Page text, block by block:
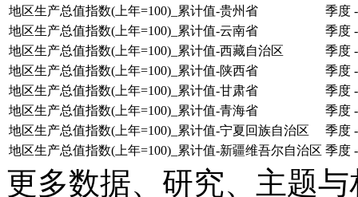
地区生产总值指数(上年=100)_累计值-贵州省
季度 -
地区生产总值指数(上年=100)_累计值-云南省
季度 -
地区生产总值指数(上年=100)_累计值-西藏自治区
季度 -
地区生产总值指数(上年=100)_累计值-陕西省
季度 -
地区生产总值指数(上年=100)_累计值-甘肃省
季度 -
地区生产总值指数(上年=100)_累计值-青海省
季度 -
地区生产总值指数(上年=100)_累计值-宁夏回族自治区
季度 -
地区生产总值指数(上年=100)_累计值-新疆维吾尔自治区 季度 -
更多数据、研究、主题